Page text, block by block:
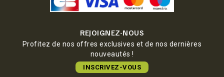
REJOIGNEZ-NOUS
Profitez de nos offres exclusives et de nos dernières
nouveautés !
INSCRIVEZ-VOUS